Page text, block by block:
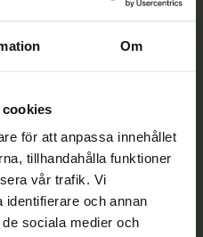
Om
för att anpassa innehållet
tillhandahålla funktioner
vår trafik. Vi
identifierare och annan
sociala medier och
produkter sedan 1921